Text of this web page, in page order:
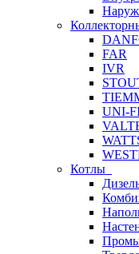
FAR
IVR
UNI-
Котлы